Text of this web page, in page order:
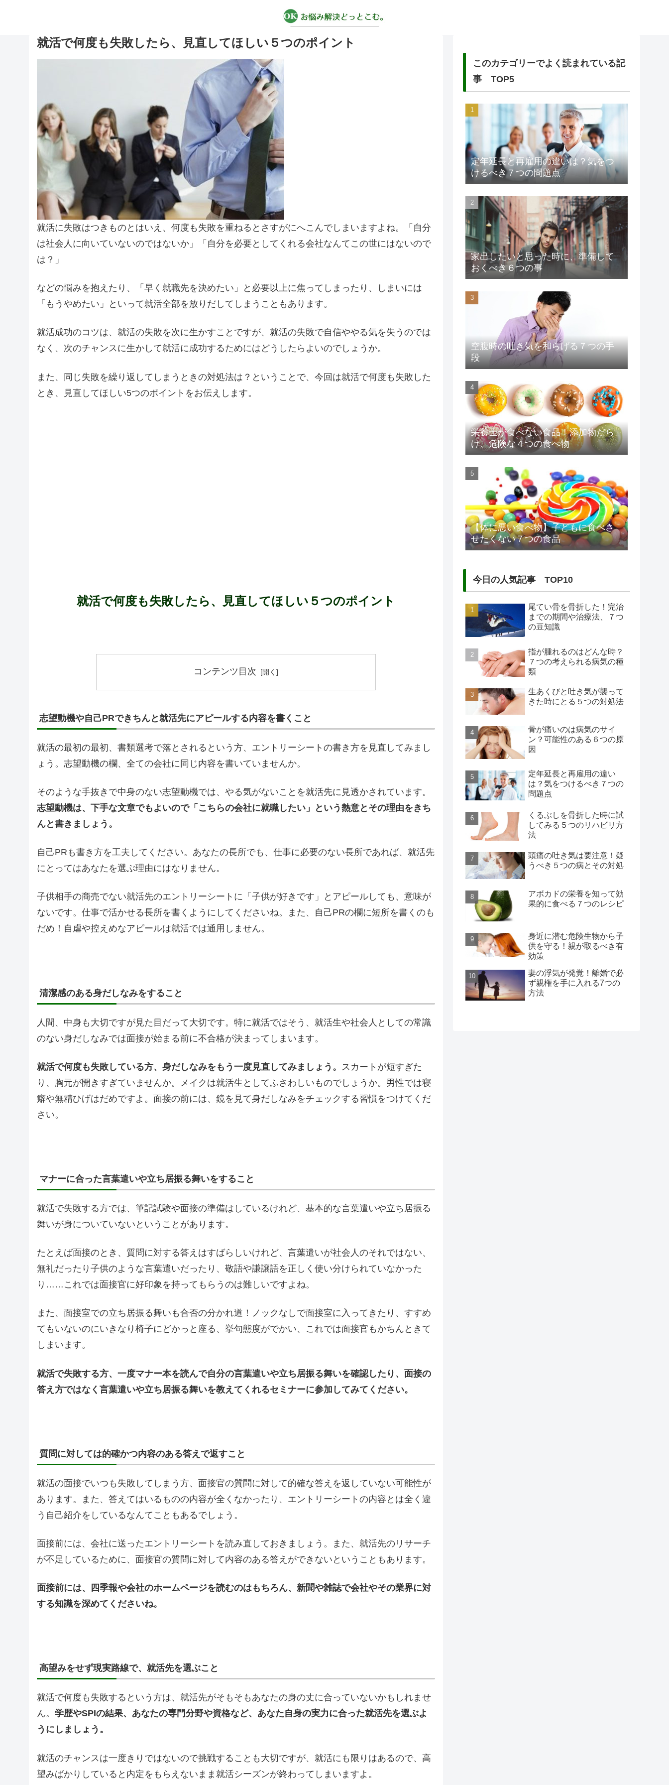
就活で何度も失敗したら、見直してほしい５つのポイント
就活に失敗はつきものとはいえ、何度も失敗を重ねるとさすがにへこんでしまいますよね。「自分
は社会人に向いていないのではないか」「自分を必要としてくれる会社なんてこの世にはないので
は？」
などの悩みを抱えたり、「早く就職先を決めたい」と必要以上に焦ってしまったり、しまいには
「もうやめたい」といって就活全部を放りだしてしまうこともあります。
就活成功のコツは、就活の失敗を次に生かすことですが、就活の失敗で自信ややる気を失うのでは
なく、次のチャンスに生かして就活に成功するためにはどうしたらよいのでしょうか。
また、同じ失敗を繰り返してしまうときの対処法は？ということで、今回は就活で何度も失敗した
とき、見直してほしい5つのポイントをお伝えします。
就活で何度も失敗したら、見直してほしい５つのポイント
コンテンツ目次
志望動機や自己PRできちんと就活先にアピールする内容を書くこと
就活の最初の最初、書類選考で落とされるという方、エントリーシートの書き方を見直してみまし
ょう。志望動機の欄、全ての会社に同じ内容を書いていませんか。
そのような手抜きで中身のない志望動機では、やる気がないことを就活先に見透かされています。
志望動機は、下手な文章でもよいので「こちらの会社に就職したい」という熱意とその理由をきち
んと書きましょう。
自己PRも書き方を工夫してください。あなたの長所でも、仕事に必要のない長所であれば、就活先
にとってはあなたを選ぶ理由にはなりません。
子供相手の商売でない就活先のエントリーシートに「子供が好きです」とアピールしても、意味が
ないです。仕事で活かせる長所を書くようにしてくださいね。また、自己PRの欄に短所を書くのも
だめ！自虐や控えめなアピールは就活では通用しません。
清潔感のある身だしなみをすること
人間、中身も大切ですが見た目だって大切です。特に就活ではそう、就活生や社会人としての常識
のない身だしなみでは面接が始まる前に不合格が決まってしまいます。
就活で何度も失敗している方、身だしなみをもう一度見直してみましょう。
スカートが短すぎた
り、胸元が開きすぎていませんか。メイクは就活生としてふさわしいものでしょうか。男性では寝
癖や無精ひげはだめですよ。面接の前には、鏡を見て身だしなみをチェックする習慣をつけてくだ
さい。
マナーに合った言葉遣いや立ち居振る舞いをすること
就活で失敗する方では、筆記試験や面接の準備はしているけれど、基本的な言葉遣いや立ち居振る
舞いが身についていないということがあります。
たとえば面接のとき、質問に対する答えはすばらしいけれど、言葉遣いが社会人のそれではない、
無礼だったり子供のような言葉遣いだったり、敬語や謙譲語を正しく使い分けられていなかった
り……これでは面接官に好印象を持ってもらうのは難しいですよね。
また、面接室での立ち居振る舞いも合否の分かれ道！ノックなしで面接室に入ってきたり、すすめ
てもいないのにいきなり椅子にどかっと座る、挙句態度がでかい、これでは面接官もかちんときて
しまいます。
就活で失敗する方、一度マナー本を読んで自分の言葉遣いや立ち居振る舞いを確認したり、面接の
答え方ではなく言葉遣いや立ち居振る舞いを教えてくれるセミナーに参加してみてください。
質問に対しては的確かつ内容のある答えで返すこと
就活の面接でいつも失敗してしまう方、面接官の質問に対して的確な答えを返していない可能性が
あります。また、答えてはいるものの内容が全くなかったり、エントリーシートの内容とは全く違
う自己紹介をしているなんてこともあるでしょう。
面接前には、会社に送ったエントリーシートを読み直しておきましょう。また、就活先のリサーチ
が不足しているために、面接官の質問に対して内容のある答えができないということもあります。
面接前には、四季報や会社のホームページを読むのはもちろん、新聞や雑誌で会社やその業界に対
する知識を深めてくださいね。
高望みをせず現実路線で、就活先を選ぶこと
就活で何度も失敗するという方は、就活先がそもそもあなたの身の丈に合っていないかもしれませ
ん。 学歴やSPIの結果、あなたの専門分野や資格など、あなた自身の実力に合った就活先を選ぶよ
うにしましょう。
就活のチャンスは一度きりではないので挑戦することも大切ですが、就活にも限りはあるので、高
望みばかりしていると内定をもらえないまま就活シーズンが終わってしまいますよ。
このカテゴリーでよく読まれている記
事 TOP5
定年延長と再雇用の違いは？気をつ
けるべき７つの問題点
家出したいと思った時に、準備して
おくべき６つの事
空腹時の吐き気を和らげる７つの手
段
栄養士が食べない食品！添加物だら
け、危険な４つの食べ物
【体に悪い食べ物】子どもに食べさ
せたくない７つの食品
今日の人気記事 TOP10
尾てい骨を骨折した！完治
までの期間や治療法、７つ
の豆知識
指が腫れるのはどんな時？
７つの考えられる病気の種
類
生あくびと吐き気が襲って
きた時にとる５つの対処法
骨が痛いのは病気のサイ
ン？可能性のある６つの原
因
定年延長と再雇用の違い
は？気をつけるべき７つの
問題点
くるぶしを骨折した時に試
してみる５つのリハビリ方
法
頭痛の吐き気は要注意！疑
うべき５つの病とその対処
アボカドの栄養を知って効
果的に食べる７つのレシピ
身近に潜む危険生物から子
供を守る！親が取るべき有
効策
妻の浮気が発覚！離婚で必
ず親権を手に入れる7つの
方法